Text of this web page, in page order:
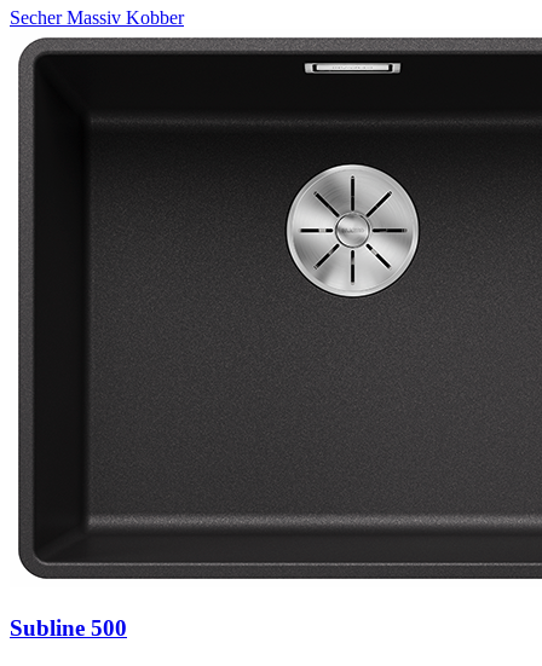
SecherMassiv Kobber
Subline 500